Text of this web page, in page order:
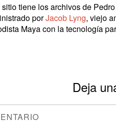
sitio tiene los archivos de
porJacob Lyng, viejo
Maya con la tecnología
Deja